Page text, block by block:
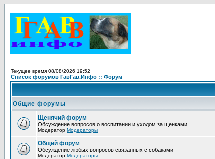
Текущее время 08/08/2026 19:52
Список форумов ГавГав.Инфо :: Форум
Общие форумы
Щенячий форум
Обсуждение вопросов о воспитании и уходом за щенками
Модератор Модераторы
Общий форум
Обсуждение любых вопросов связанных с собаками
Модератор Модераторы